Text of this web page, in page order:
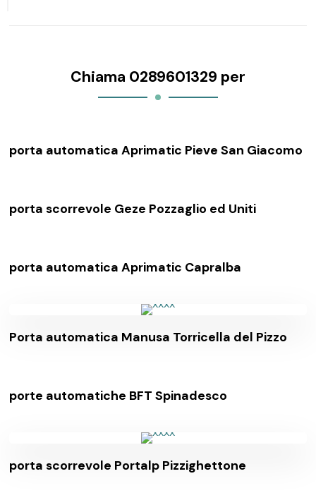
Chiama 0289601329 per
porta automatica Aprimatic Pieve San Giacomo
porta scorrevole Geze Pozzaglio ed Uniti
porta automatica Aprimatic Capralba
Porta automatica Manusa Torricella del Pizzo
porte automatiche BFT Spinadesco
porta scorrevole Portalp Pizzighettone